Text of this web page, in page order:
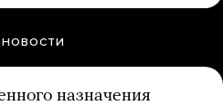
назначения